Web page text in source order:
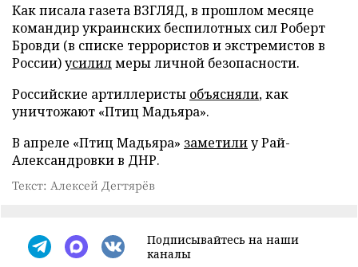
Как писала газета ВЗГЛЯД, в прошлом месяце
командир украинских беспилотных сил Роберт
Бровди (в списке террористов и экстремистов в
России)усилилмеры личной безопасности.
Российские артиллеристы объясняли, как
уничтожают «Птиц Мадьяра».
В апреле «Птиц Мадьяра» заметилиу Рай-
Александровки в ДНР.
Текст: Алексей Дегтярёв
Подписывайтесь на наши
каналы